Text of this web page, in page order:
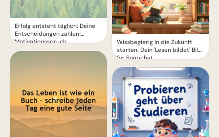
Erfolg entsteht täglich: Deine
Entscheidungen zählen!
Motivationsspruch.
Wissbegierig in die Zukunft
starten: Dein 'Lesen bildet' Bild
für Snapchat